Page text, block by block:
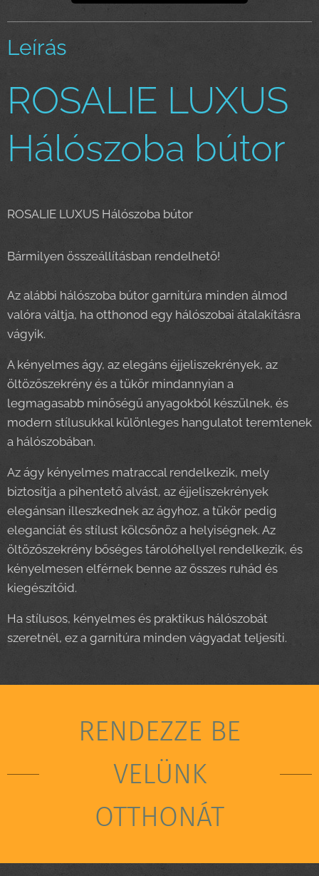
Leírás
ROSALIE LUXUS
Hálószoba bútor
ROSALIE LUXUS Hálószoba bútor
Bármilyen összeállításban rendelhető!
Az alábbi hálószoba bútor garnitúra minden álmod
valóra váltja, ha otthonod egy hálószobai átalakításra
vágyik.
A kényelmes ágy, az elegáns éjjeliszekrények, az
öltözőszekrény és a tükör mindannyian a
legmagasabb minőségű anyagokból készülnek, és
modern stílusukkal különleges hangulatot teremtenek
a hálószobában.
Az ágy kényelmes matraccal rendelkezik, mely
biztosítja a pihentető alvást, az éjjeliszekrények
elegánsan illeszkednek az ágyhoz, a tükör pedig
eleganciát és stílust kölcsönöz a helyiségnek. Az
öltözőszekrény bőséges tárolóhellyel rendelkezik, és
kényelmesen elférnek benne az összes ruhád és
kiegészítőid.
Ha stílusos, kényelmes és praktikus hálószobát
szeretnél, ez a garnitúra minden vágyadat teljesíti.
RENDEZZE BE
VELÜNK
OTTHONÁT